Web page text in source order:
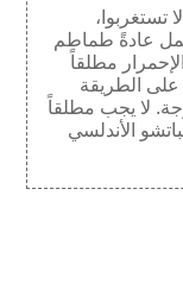
تستغربوا،
عادةً طماطم
مطلقاً
الطريقة
لا يجب مطلقاً
الأندلسي